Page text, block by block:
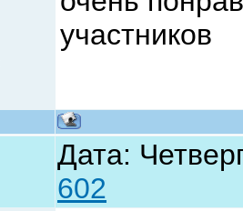
участников
Дата:
602